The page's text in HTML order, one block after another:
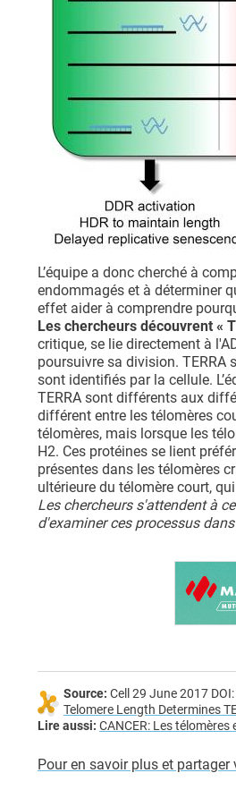
L’équipe a donc cherché à
endommagés et à déterminer
effet aider à comprendre
Les chercheurs découvrent «
critique, se lie directement à
poursuivre sa division. TERRA
sont identifiés par la cellule.
TERRA sont différents aux
différent entre les télomères
télomères, mais lorsque les
H2. Ces protéines se lient
présentes dans les télomères
ultérieure du télomère court,
Les chercheurs s'attendent à
d'examiner ces processus
Source: Cell 29 June 2017
Telomere Length Determines
Lire aussi: CANCER: Les
Pour en savoir plus et